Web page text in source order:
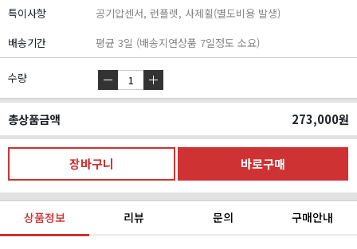
특이사항
공기압센서, 런플렛, 사제휠(별도비용 발생)
배송기간
평균 3일 (배송지연상품 7일정도 소요)
수량
총상품금액 273,000원
상품정보 리뷰 문의 구매안내